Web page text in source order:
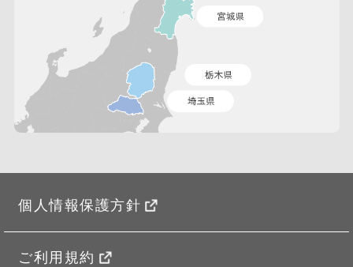
個人情報保護方針
ご利用規約